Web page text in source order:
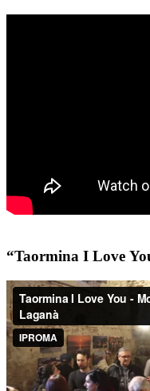
“Taormina I Love